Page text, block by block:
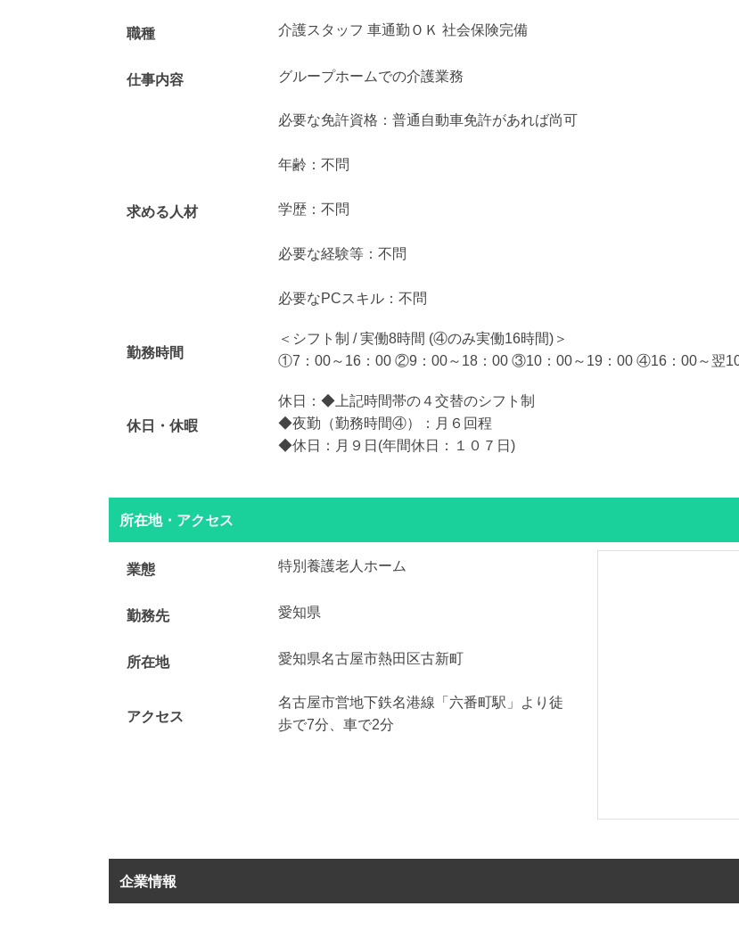
職種 介護スタッフ 車通勤ＯＫ 社会保険完備
仕事内容 グループホームでの介護業務
求める人材
必要な免許資格：普通自動車免許があれば尚可
年齢：不問
学歴：不問
必要な経験等：不問
必要なPCスキル：不問
勤務時間
＜シフト制 / 実働8時間 (④のみ実働16時間)＞
①7：00～16：00 ②9：00～18：00 ③10：00～19：00 ④16：00～翌
休日・休暇
休日：◆上記時間帯の４交替のシフト制
◆夜勤（勤務時間④）：月６回程
◆休日：月９日(年間休日：１０７日)
所在地・アクセス
業態 特別養護老人ホーム
勤務先 愛知県
所在地 愛知県名古屋市熱田区古新町
アクセス
名古屋市営地下鉄名港線「六番町駅」より徒
歩で7分、車で2分
企業情報